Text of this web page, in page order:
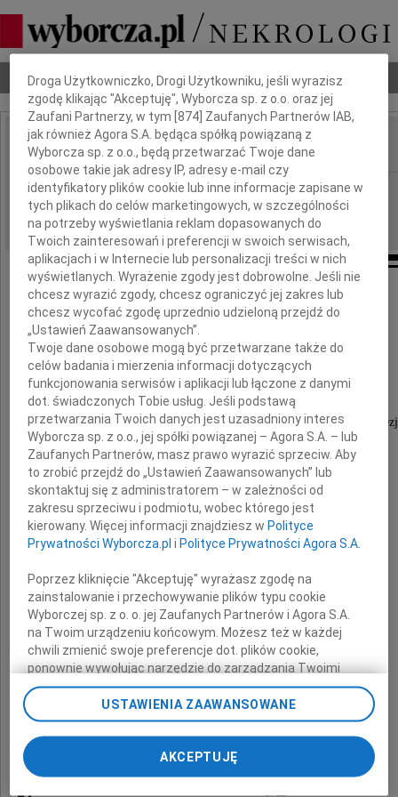
Nekrologi Odeszli Poradnik pogrzebowy
IMIĘ I NAZWISKO:
REGION: Kielce
DATA EMISJI: 22.07.2015
Pani
Monice Łysek
Zastępcy Dyrektora Wydziału Gospodarki Nieruchomościami i
głębokie wyrazy współczucia
z powodu śmierci
Teścia
składają
Wojciech Lubawski
oraz
Dbamy o Twoją prywatność
Droga Użytkowniczko, Drogi Użytkowniku, jeśli wyrazisz
zgodę klikając "Akceptuję", Wyborcza sp. z o.o. oraz jej
Zaufani Partnerzy, w tym [874 ] Zaufanych Partnerów IAB,
jak również Agora S.A. będąca spółką powiązaną z
Wyborcza sp. z o.o., będą przetwarzać Twoje dane
osobowe takie jak adresy IP, adresy e-mail czy
identyfikatory plików cookie lub inne informacje zapisane w
tych plikach do celów marketingowych, w szczególności
na potrzeby wyświetlania reklam dopasowanych do
Twoich zainteresowań i preferencji w swoich serwisach,
aplikacjach i w Internecie lub personalizacji treści w nich
wyświetlanych. Wyrażenie zgody jest dobrowolne. Jeśli nie
chcesz wyrazić zgody, chcesz ograniczyć jej zakres lub
chcesz wycofać zgodę uprzednio udzieloną przejdź do
„Ustawień Zaawansowanych”.
Twoje dane osobowe mogą być przetwarzane także do
celów badania i mierzenia informacji dotyczących
funkcjonowania serwisów i aplikacji lub łączone z danymi
dot. świadczonych Tobie usług. Jeśli podstawą
przetwarzania Twoich danych jest uzasadniony interes
Wyborcza sp. z o.o., jej spółki powiązanej – Agora S.A. – lub
Zaufanych Partnerów, masz prawo wyrazić sprzeciw. Aby
to zrobić przejdź do „Ustawień Zaawansowanych” lub
skontaktuj się z administratorem – w zależności od
zakresu sprzeciwu i podmiotu, wobec którego jest
kierowany. Więcej informacji znajdziesz w Polityce
Prywatności Wyborcza.pl i Polityce Prywatności Agora S.A.
Poprzez kliknięcie "Akceptuję" wyrażasz zgodę na
zainstalowanie i przechowywanie plików typu cookie
Wyborczej sp. z o. o. jej Zaufanych Partnerów i Agora S.A.
na Twoim urządzeniu końcowym. Możesz też w każdej
chwili zmienić swoje preferencje dot. plików cookie,
ponownie wywołując narzędzie do zarządzania Twoimi
preferencjami dot. przetwarzania danych poprzez
odnośnik „Ustawienia prywatności” w stopce serwisu i
przechodząc do sekcji „Ustawienia zaawansowane”.
Zmiana ustawień plików cookie możliwa jest także za
pomocą ustawień przeglądarki.
My, nasi Zaufani Partnerzy i Agora S.A. możemy
USTAWIENIA ZAAWANSOWANE
AKCEPTUJĘ